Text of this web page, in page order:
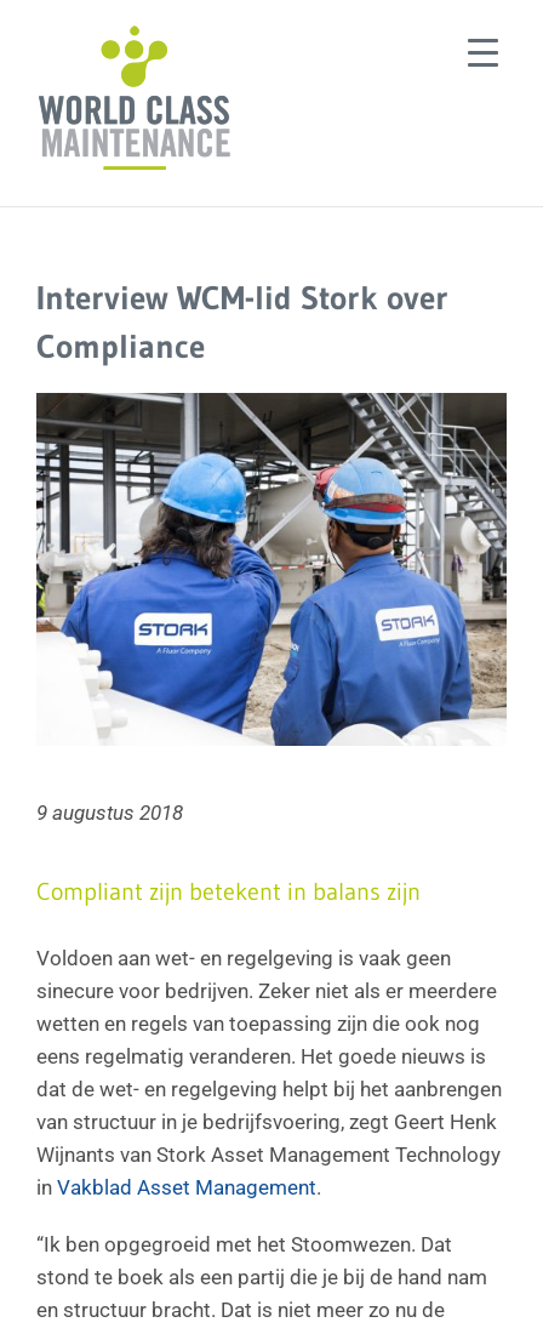
Interview WCM-lid Stork over
Compliance
9 augustus 2018
Compliant zijn betekent in balans zijn
Voldoen aan wet- en regelgeving is vaak geen
sinecure voor bedrijven. Zeker niet als er meerdere
wetten en regels van toepassing zijn die ook nog
eens regelmatig veranderen. Het goede nieuws is
dat de wet- en regelgeving helpt bij het aanbrengen
van structuur in je bedrijfsvoering, zegt Geert Henk
Wijnants van Stork Asset Management Technology
in Vakblad Asset Management.
“Ik ben opgegroeid met het Stoomwezen. Dat
stond te boek als een partij die je bij de hand nam
en structuur bracht. Dat is niet meer zo nu de